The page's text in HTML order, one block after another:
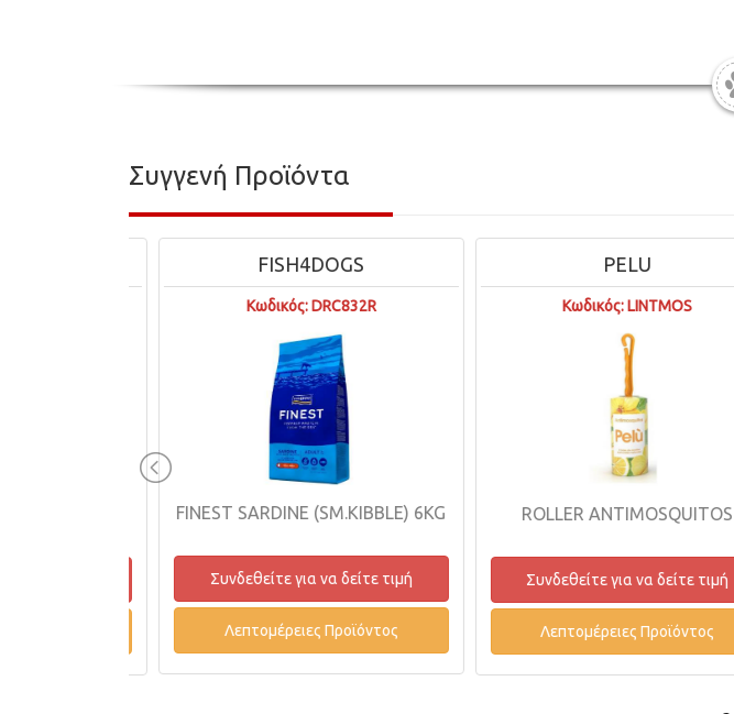
Συγγενή Προϊόντα
FISH4DOGS
Κωδικός: DRC832R
FINEST SARDINE (SM.KIBBLE) 6KG
Συνδεθείτε για να δείτε τιμή
Λεπτομέρειες Προϊόντος
PELU
Κωδικός: LINTMOS
ROLLER ANTIMOSQUITOS
Συνδεθείτε για να δείτε τιμή
Λεπτομέρειες Προϊόντος